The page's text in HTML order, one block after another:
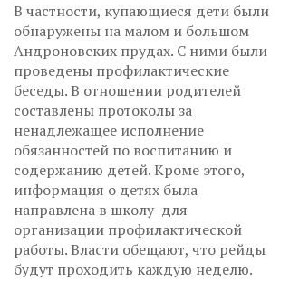
В частности, купающиеся дети были
обнаружены на малом и большом
Андроновских прудах. С ними были
проведены профилактические
беседы. В отношении родителей
составлены протоколы за
ненадлежащее исполнение
обязанностей по воспитанию и
содержанию детей. Кроме этого,
информация о детях была
направлена в школу для
организации профилактической
работы. Власти обещают, что рейды
будут проходить каждую неделю.